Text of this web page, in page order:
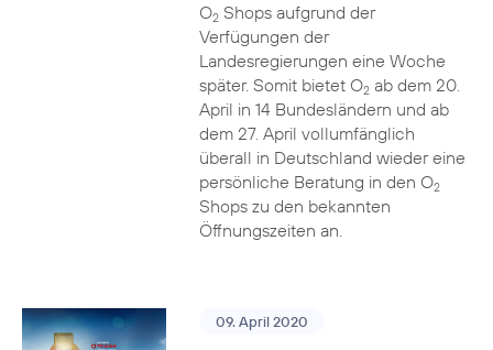
O2Shops aufgrund der
Verfügungen der
Landesregierungen eine Woche
später. Somit bietet O2ab dem 20.
April in 14 Bundesländern und ab
dem 27. April vollumfänglich
überall in Deutschland wieder eine
persönliche Beratung in den O2
Shops zu den bekannten
Öffnungszeiten an.
09. April 2020